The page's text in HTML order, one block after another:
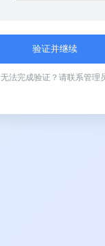
无法完成验证？请联系管理